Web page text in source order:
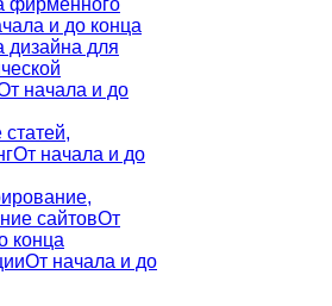
фирменного
и до конца
дизайна для
начала и до
От начала и до
сайтовОт
конца
От начала и до